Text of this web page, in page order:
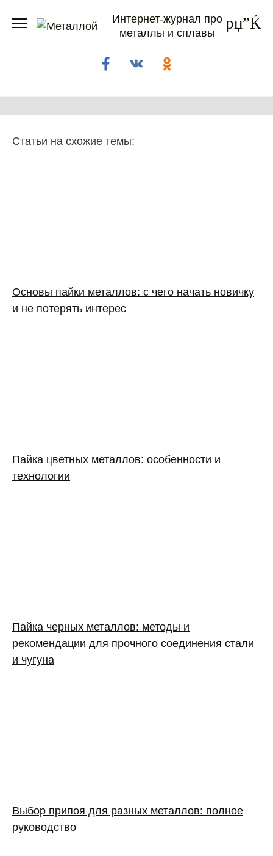
Интернет-журнал про
металлы и сплавы
Статьи на схожие темы:
Основы пайки металлов: с чего начать новичку
и не потерять интерес
Пайка цветных металлов: особенности и
технологии
Пайка черных металлов: методы и
рекомендации для прочного соединения стали
и чугуна
Выбор припоя для разных металлов: полное
руководство